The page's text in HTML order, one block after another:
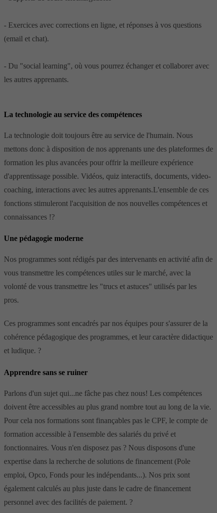
- Exercices avec corrections en ligne, et réponses à vos questions
(email et chat).
- Du "social learning", où vous pourrez échanger et collaborer avec
les autres apprenants.
La technologie au service des compétences
La technologie doit toujours être au service de l'humain. Nous
mettons donc à disposition de nos apprenants une des plateformes de
formation les plus avancées pour offrir la meilleure expérience
d'apprentissage possible. Vidéos, quiz interactifs, documents, video-
coaching, interactions avec les autres apprenants.L'ensemble de ces
fonctions stimuleront l'acquisition de nos nouvelles compétences et
connaissances !?
Une pédagogie moderne
Nos programmes sont rédigés par des intervenants en activité afin de
vous transmettre les compétences utiles sur le marché, avec la
volonté de vous transmettre les "trucs et astuces" utilisés par les
pros.
Ces programmes sont encadrés par nos équipes pour s'assurer de la
cohérence pédagogique des programmes, et leur caractère didactique
et ludique. ?
Apprendre sans se ruiner
Parlons d'un sujet qui...ne fâche pas chez nous! Les compétences
doivent être accessibles au plus grand nombre tout au long de la vie.
Pour cela nos formations sont finançables pas le CPF, le compte de
formation accessible à l'ensemble des salariés du privé et
fonctionnaires. Vous n'en disposez pas ? Nous disposons d'une
expertise dans la recherche de solutions de financement (Pole
emploi, Opco, Fonds pour les indépendants...). Nos prix sont
également calculés au plus juste dans le cadre de financement
personnel avec des facilités de paiement. ?